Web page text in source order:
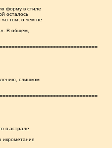
форму в стиле
осталось
«о том, о чём не
В общем,
слишком
в астрале
икрометание